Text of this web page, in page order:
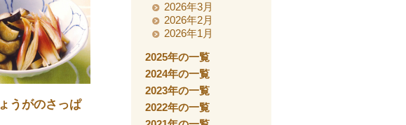
うがのさっぱ
2026年3月
2026年2月
2026年1月
2025年の一覧
2024年の一覧
2023年の一覧
2022年の一覧